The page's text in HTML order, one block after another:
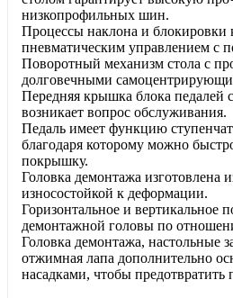
низкопрофильных шин.
Процессы наклона и блокировки
пневматическим управлением с
Поворотный механизм стола с
долговечными
Передняя крышка блока педалей
возникает вопрос обслуживания.
Педаль имеет функцию
благодаря которому можно
покрышку.
Головка демонтажа изготовлена
износостойкой к деформации.
Горизонтальное и вертикальное
демонтажной головы по
Головка демонтажа, настольные
отжимная лапа дополнительно
насадками, чтобы предотвратить